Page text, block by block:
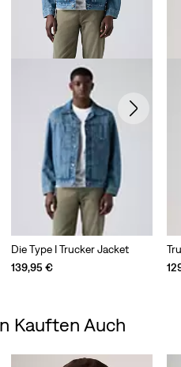
Die Type I Trucker Jacket
139,95 €
Kauften Auch